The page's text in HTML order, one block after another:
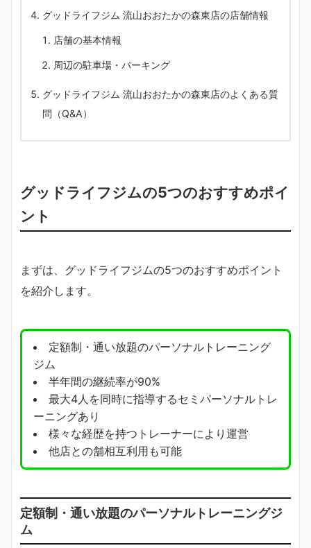
グッドライフジム 流山おおたかの森東店の店舗情報
店舗の基本情報
周辺の駐車場・パーキング
グッドライフジム 流山おおたかの森東店のよくある質
問（Q&A）
グッドライフジムの5つのおすすめポイ
ント
まずは、グッドライフジムの5つのおすすめポイント
を紹介します。
定額制・通い放題のパーソナルトレーニング
ジム
半年間の継続率が90%
最大4人を同時に指導するセミパーソナルトレ
ーニングあり
様々な経歴を持つトレーナーにより運営
他店との舗相互利用も可能
定額制・通い放題のパーソナルトレーニングジ
ム